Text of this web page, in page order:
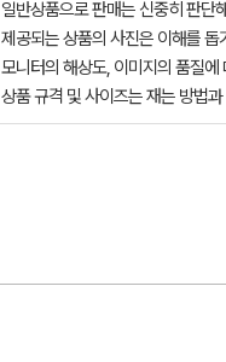
일반상품으로 판매는 신중히 판단
제공되는 상품의 사진은 이해를
모니터의 해상도, 이미지의 품질
상품 규격 및 사이즈는 재는 방법